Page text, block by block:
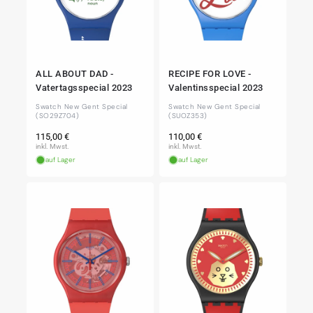
ALL ABOUT DAD -
Vatertagsspecial 2023
Swatch New Gent Special
(SO29Z704)
Normaler
Preis
115,00 €
inkl. Mwst.
auf Lager
RECIPE FOR LOVE -
Valentinsspecial 2023
Swatch New Gent Special
(SUOZ353)
Normaler
Preis
110,00 €
inkl. Mwst.
auf Lager